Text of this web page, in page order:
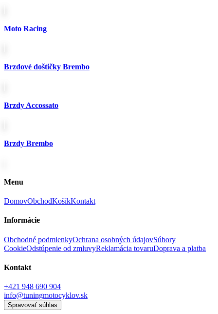
Moto Racing
Brzdové doštičky Brembo
Brzdy Accossato
Brzdy Brembo
Menu
DomovObchodKošíkKontakt
Informácie
Obchodné podmienkyOchrana osobných údajovSúbory
CookieOdstúpenie od zmluvyReklamácia tovaruDoprava a platba
Kontakt
+421 948 690 904
info@tuningmotocyklov.sk
Spravovať súhlas